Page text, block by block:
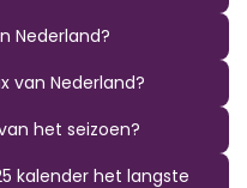
Nederland?
van Nederland?
het seizoen?
kalender het langste